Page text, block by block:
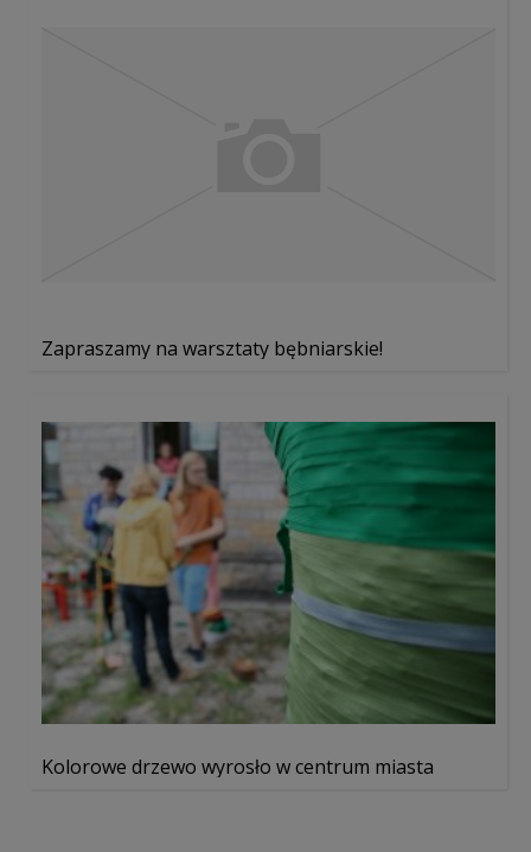
Zapraszamy na warsztaty bębniarskie!
Kolorowe drzewo wyrosło w centrum miasta